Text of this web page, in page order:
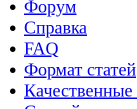
Форум
Справка
FAQ
Формат статей
Качественные